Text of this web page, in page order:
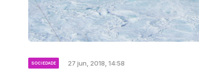
SOCIEDADE 27 jun, 2018, 14:58